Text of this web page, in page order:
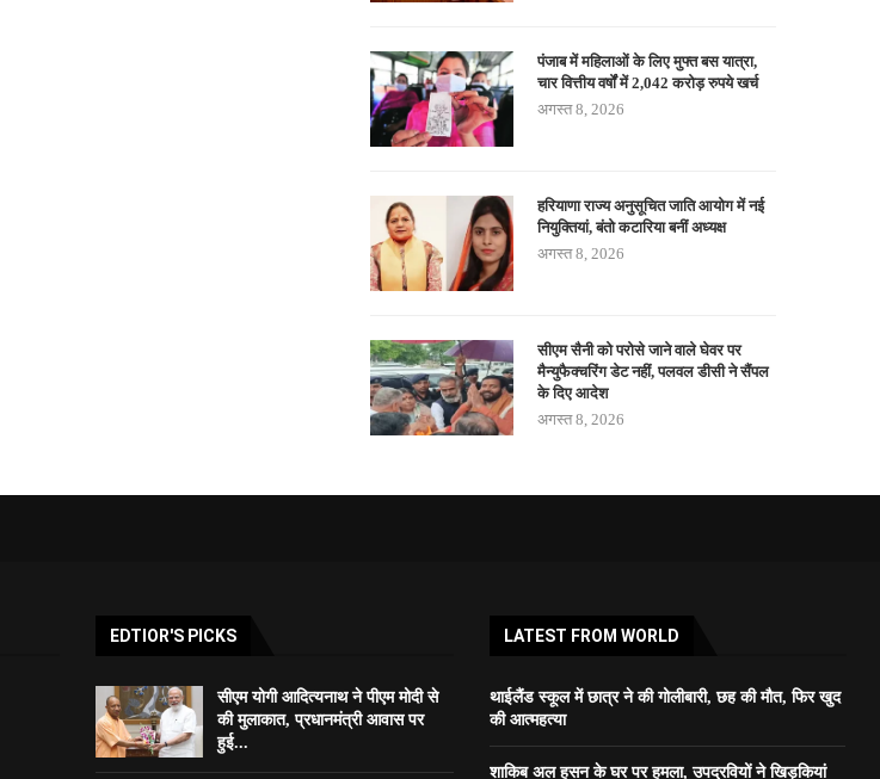
पंजाब में महिलाओं के लिए मुफ्त बस यात्रा,
चार वित्तीय वर्षों में 2,042 करोड़ रुपये खर्च
अगस्त 8, 2026
हरियाणा राज्य अनुसूचित जाति आयोग में नई
नियुक्तियां, बंतो कटारिया बनीं अध्यक्ष
अगस्त 8, 2026
सीएम सैनी को परोसे जाने वाले घेवर पर
मैन्युफैक्चरिंग डेट नहीं, पलवल डीसी ने सैंपल
के दिए आदेश
अगस्त 8, 2026
EDTIOR'S PICKS
सीएम योगी आदित्यनाथ ने पीएम मोदी से
की मुलाकात, प्रधानमंत्री आवास पर
हुई...
LATEST FROM WORLD
थाईलैंड स्कूल में छात्र ने की गोलीबारी, छह की मौत, फिर खुद
की आत्महत्या
शाकिब अल हसन के घर पर हमला, उपद्रवियों ने खिड़कियां